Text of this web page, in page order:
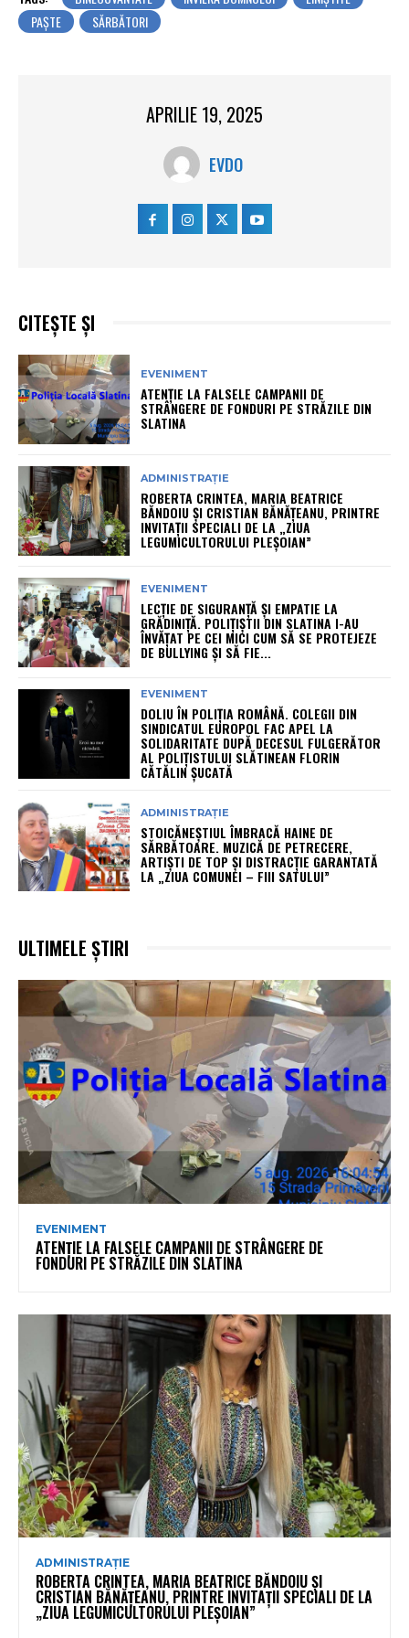
PAŞTE
SĂRBĂTORI
APRILIE 19, 2025
EVDO
CITEȘTE ȘI
EVENIMENT
ATENȚIE LA FALSELE CAMPANII DE
STRÂNGERE DE FONDURI PE STRĂZILE DIN
SLATINA
ADMINISTRAȚIE
ROBERTA CRINTEA, MARIA BEATRICE
BĂNDOIU ȘI CRISTIAN BĂNĂȚEANU, PRINTRE
INVITAȚII SPECIALI DE LA „ZIUA
LEGUMICULTORULUI PLEȘOIAN”
EVENIMENT
LECȚIE DE SIGURANȚĂ ȘI EMPATIE LA
GRĂDINIȚĂ. POLIȚIȘTII DIN SLATINA I-AU
ÎNVĂȚAT PE CEI MICI CUM SĂ SE PROTEJEZE
DE BULLYING ȘI SĂ FIE...
EVENIMENT
DOLIU ÎN POLIȚIA ROMÂNĂ. COLEGII DIN
SINDICATUL EUROPOL FAC APEL LA
SOLIDARITATE DUPĂ DECESUL FULGERĂTOR
AL POLIȚISTULUI SLĂTINEAN FLORIN
CĂTĂLIN ȘUCATĂ
ADMINISTRAȚIE
STOICĂNEȘTIUL ÎMBRACĂ HAINE DE
SĂRBĂTOARE. MUZICĂ DE PETRECERE,
ARTIȘTI DE TOP ȘI DISTRACȚIE GARANTATĂ
LA „ZIUA COMUNEI – FIII SATULUI”
ULTIMELE ȘTIRI
EVENIMENT
ATENȚIE LA FALSELE CAMPANII DE STRÂNGERE DE
FONDURI PE STRĂZILE DIN SLATINA
ADMINISTRAȚIE
ROBERTA CRINTEA, MARIA BEATRICE BĂNDOIU ȘI
CRISTIAN BĂNĂȚEANU, PRINTRE INVITAȚII SPECIALI DE LA
„ZIUA LEGUMICULTORULUI PLEȘOIAN”